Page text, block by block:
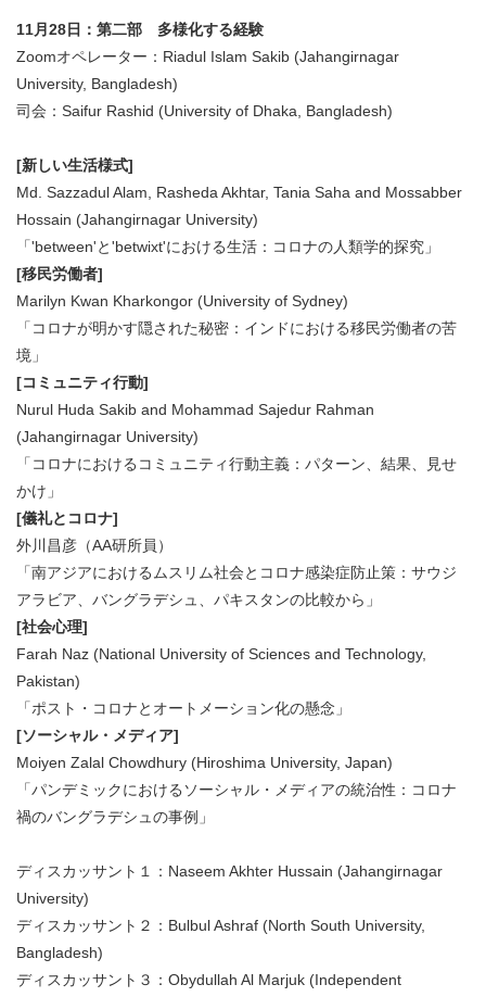
11月28日：第二部 多様化する経験
Zoomオペレーター：Riadul Islam Sakib (Jahangirnagar
University, Bangladesh)
司会：Saifur Rashid (University of Dhaka, Bangladesh)
[新しい生活様式]
Md. Sazzadul Alam, Rasheda Akhtar, Tania Saha and Mossabber
Hossain (Jahangirnagar University)
「'between'と'betwixt'における生活：コロナの人類学的探究」
[移民労働者]
Marilyn Kwan Kharkongor (University of Sydney)
「コロナが明かす隠された秘密：インドにおける移民労働者の苦
境」
[コミュニティ行動]
Nurul Huda Sakib and Mohammad Sajedur Rahman
(Jahangirnagar University)
「コロナにおけるコミュニティ行動主義：パターン、結果、見せ
かけ」
[儀礼とコロナ]
外川昌彦（AA研所員）
「南アジアにおけるムスリム社会とコロナ感染症防止策：サウジ
アラビア、バングラデシュ、パキスタンの比較から」
[社会心理]
Farah Naz (National University of Sciences and Technology,
Pakistan)
「ポスト・コロナとオートメーション化の懸念」
[ソーシャル・メディア]
Moiyen Zalal Chowdhury (Hiroshima University, Japan)
「パンデミックにおけるソーシャル・メディアの統治性：コロナ
禍のバングラデシュの事例」
ディスカッサント１：Naseem Akhter Hussain (Jahangirnagar
University)
ディスカッサント２：Bulbul Ashraf (North South University,
Bangladesh)
ディスカッサント３：Obydullah Al Marjuk (Independent